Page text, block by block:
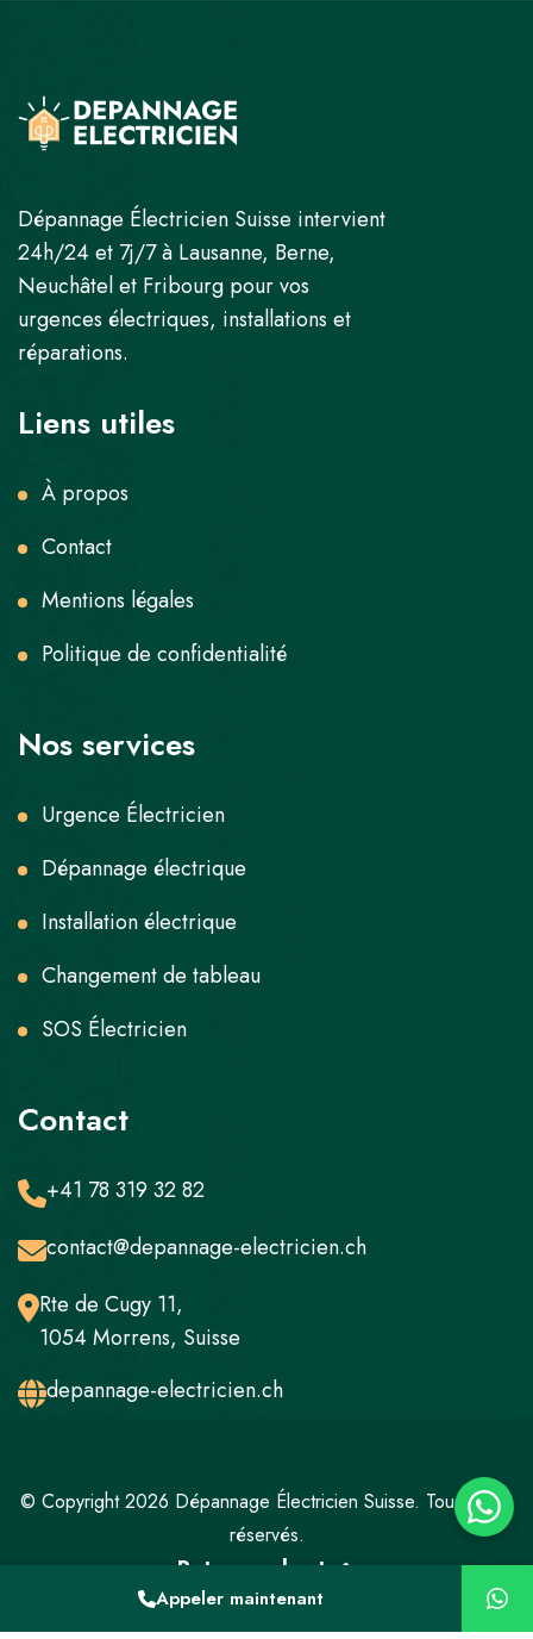
Dépannage Électricien Suisse intervient
24h/24 et 7j/7 à Lausanne, Berne,
Neuchâtel et Fribourg pour vos
urgences électriques, installations et
réparations.
Liens utiles
À propos
Contact
Mentions légales
Politique de confidentialité
Nos services
Urgence Électricien
Dépannage électrique
Installation électrique
Changement de tableau
SOS Électricien
Contact
+41 78 319 32 82
contact@depannage-electricien.ch
Rte de Cugy 11,
1054 Morrens, Suisse
depannage-electricien.ch
© Copyright 2026 Dépannage Électricien Suisse. Tous droits
réservés.
Retour en haut
Mentions légalesPolitique de confidentialité
Appeler maintenant